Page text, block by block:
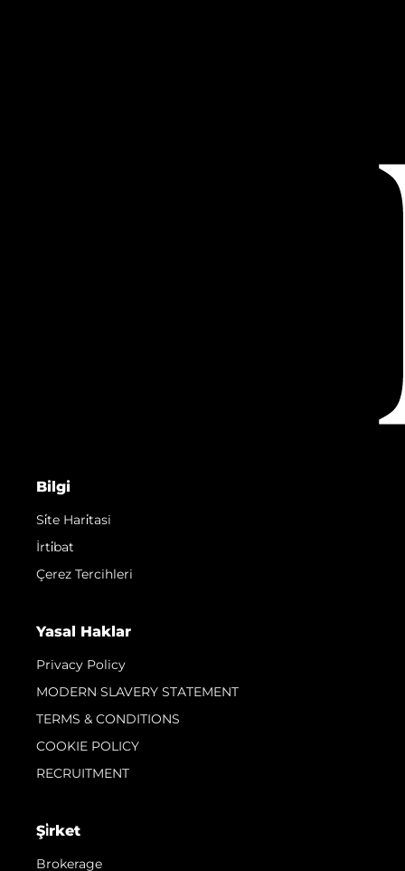
Bilgi
Si̇te Hari̇tasi
İrti̇bat
Çerez Tercihleri
Yasal Haklar
Privacy Policy
MODERN SLAVERY STATEMENT
TERMS & CONDITIONS
COOKIE POLICY
RECRUITMENT
Şi̇rket
Brokerage